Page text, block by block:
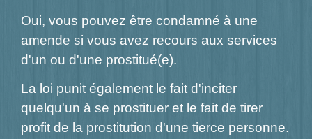
Oui, vous pouvez être condamné à une
amende si vous avez recours aux services
d'un ou d'une prostitué(e).
La loi punit également le fait d'inciter
quelqu'un à se prostituer et le fait de tirer
profit de la prostitution d'une tierce personne.